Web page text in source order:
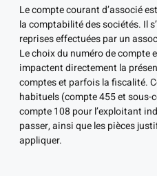
Le compte courant d’associé
la comptabilité des sociétés. Il
reprises effectuées par un
Le choix du numéro de compte
impactent directement la
comptes et parfois la fiscalité.
habituels (compte 455 et sous-
compte 108 pour l’exploitant
passer, ainsi que les pièces
appliquer.